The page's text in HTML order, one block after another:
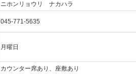
ニホンリョウリ ナカハラ
045-771-5635
月曜日
カウンター席あり、座敷あり